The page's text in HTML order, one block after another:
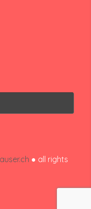
● all rights